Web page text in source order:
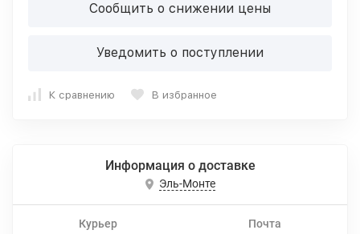
Сообщить о снижении цены
Уведомить о поступлении
К сравнению В избранное
Информация о доставке
Эль-Монте
Курьер Почта